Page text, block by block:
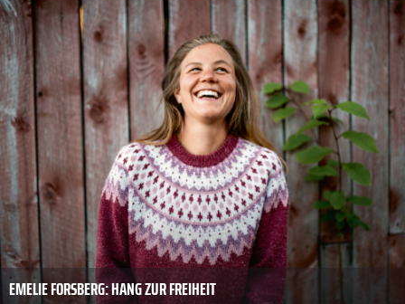
EMELIE FORSBERG: HANG ZUR FREIHEIT